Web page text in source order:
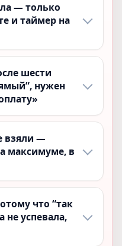
— только
и таймер на
шести
нужен
взяли —
максимуме, в
что “так
не успевала,